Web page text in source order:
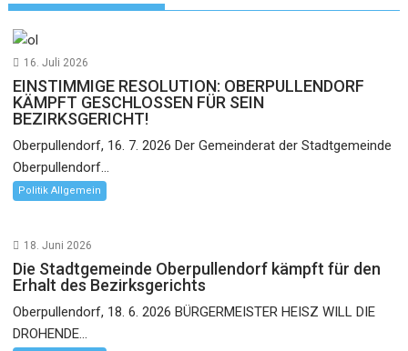
16. Juli 2026
EINSTIMMIGE RESOLUTION: OBERPULLENDORF
KÄMPFT GESCHLOSSEN FÜR SEIN
BEZIRKSGERICHT!
Oberpullendorf, 16. 7. 2026 Der Gemeinderat der Stadtgemeinde
Oberpullendorf...
Politik Allgemein
18. Juni 2026
Die Stadtgemeinde Oberpullendorf kämpft für den
Erhalt des Bezirksgerichts
Oberpullendorf, 18. 6. 2026 BÜRGERMEISTER HEISZ WILL DIE
DROHENDE...